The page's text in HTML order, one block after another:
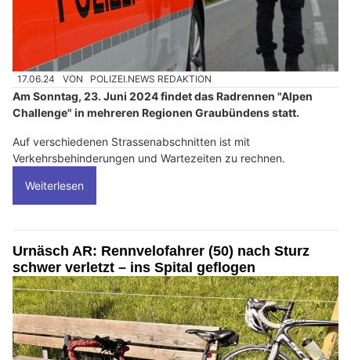
17.06.24 VON POLIZEI.NEWS REDAKTION
Am Sonntag, 23. Juni 2024 findet das Radrennen "Alpen
Challenge" in mehreren Regionen Graubündens statt.
Auf verschiedenen Strassenabschnitten ist mit
Verkehrsbehinderungen und Wartezeiten zu rechnen.
Weiterlesen
Urnäsch AR: Rennvelofahrer (50) nach Sturz
schwer verletzt – ins Spital geflogen